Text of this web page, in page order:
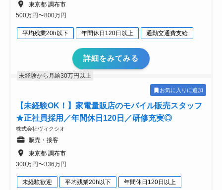
東京都 調布市
500万円〜800万円
平均残業20h以下 年間休日120日以上 通勤交通費支給
詳細をみてみる
未経験から月給30万円以上
お気に入りに追加
【未経験OK！】家電量販店のモバイル販売スタッフ
★正社員採用／年間休日120日／研修充実◎
株式会社ヴィクシオ
販売・接客
東京都 調布市
300万円〜336万円
未経験歓迎 平均残業20h以下
年間休日120日以上